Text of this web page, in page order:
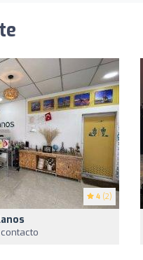
4 (2)